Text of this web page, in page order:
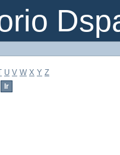
U V W X Y Z